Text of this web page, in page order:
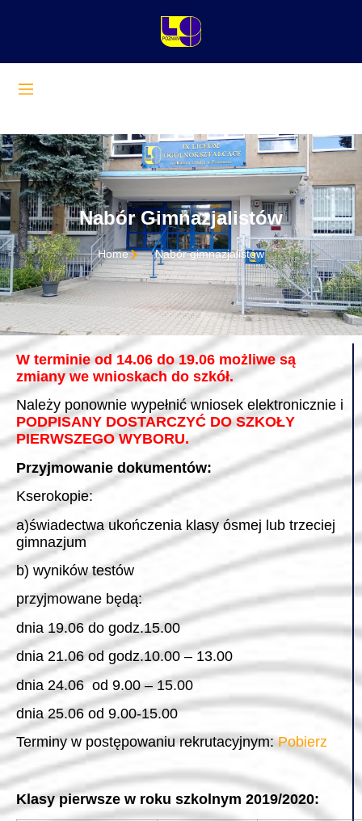
Nabór Gimnazjalistów
Home Nabór gimnazjalistów
W terminie od 14.06 do 19.06 możliwe są
zmiany we wnioskach do szkół.
Należy ponownie wypełnić wniosek elektronicznie i
PODPISANY DOSTARCZYĆ DO SZKOŁY
PIERWSZEGO WYBORU.
Przyjmowanie dokumentów:
Kserokopie:
a)świadectwa ukończenia klasy ósmej lub trzeciej
gimnazjum
b) wyników testów
przyjmowane będą:
dnia 19.06 do godz.15.00
dnia 21.06 od godz.10.00 – 13.00
dnia 24.06 od 9.00 – 15.00
dnia 25.06 od 9.00-15.00
Terminy w postępowaniu rekrutacyjnym:Pobierz
Klasy pierwsze w roku szkolnym 2019/2020: